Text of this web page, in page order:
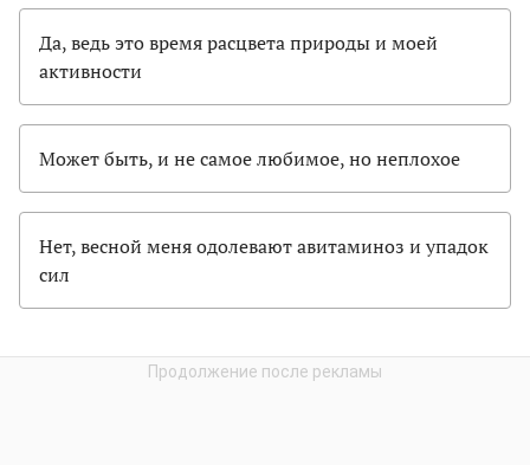
Да, ведь это время расцвета природы и моей
активности
Может быть, и не самое любимое, но неплохое
Нет, весной меня одолевают авитаминоз и упадок
сил